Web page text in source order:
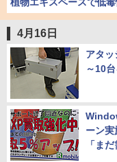
4月16日
アタ
～10
ーン実
「ま